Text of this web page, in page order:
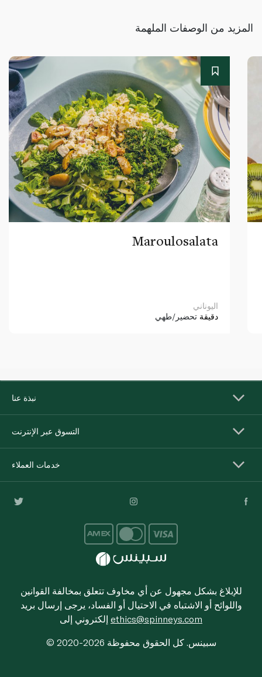
المزيد من الوصفات الملهمة
Maroulosalata
اليوناني
دقيقة تحضير/طهي
نبذة عنا
التسوق عبر الإنترنت
خدمات العملاء
للإبلاغ بشكل مجهول عن أي مخاوف تتعلق بمخالفة القوانين
واللوائح أو الاشتباه في الاحتيال أو الفساد، يرجى إرسال بريد
ethics@spinneys.com
© 2020-2026 سبينس. كل الحقوق محفوظة